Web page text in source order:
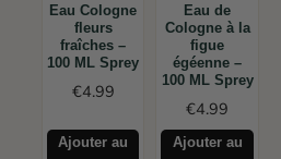
Eau Cologne
fleurs
fraîches –
100 ML Sprey
€4.99
Ajouter au
Eau de
Cologne à la
figue
égéenne –
100 ML Sprey
€4.99
Ajouter au